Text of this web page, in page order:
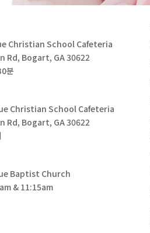
Christian School Cafeteria
Rd, Bogart, GA 30622
분
Christian School Cafeteria
Rd, Bogart, GA 30622
Baptist Church
& 11:15am